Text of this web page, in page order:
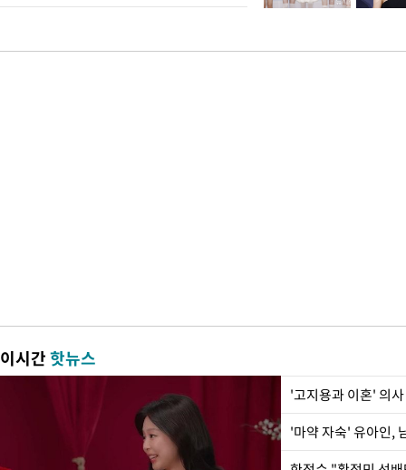
이시간핫뉴스
'고지용과 이혼' 의
'마약 자숙' 유아인,